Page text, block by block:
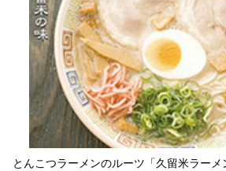
とんこつラーメンのルーツ「久留米ラーメ